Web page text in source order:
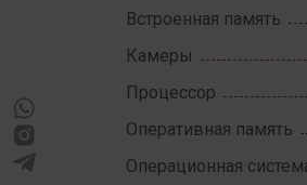
Встроенная память
Камеры
Процессор
Оперативная память
Операционная